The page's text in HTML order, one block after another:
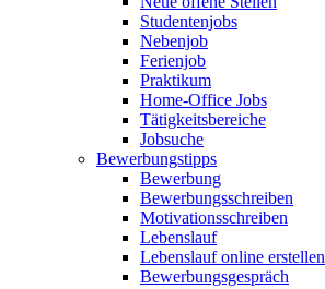
Studentenjobs
Nebenjob
Ferienjob
Praktikum
Home-Office Jobs
Tätigkeitsbereiche
Jobsuche
Bewerbungstipps
Bewerbung
Bewerbungsschreiben
Motivationsschreiben
Lebenslauf
Lebenslauf online erstellen
Bewerbungsgespräch